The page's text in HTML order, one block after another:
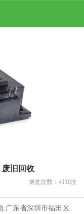
废旧回收
浏览次数： 4110次
:广东省深圳市福田区